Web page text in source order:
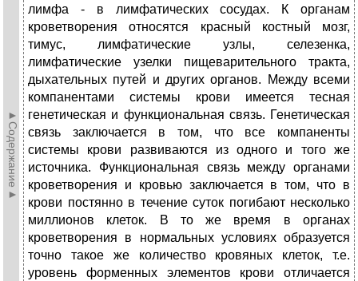
►Содержание►
лимфа - в лимфатических сосудах. К органам
кроветворения относятся красный костный мозг,
тимус, лимфатические узлы, селезенка,
лимфатические узелки пищеварительного тракта,
дыхательных путей и других органов. Между всеми
компанентами системы крови имеется тесная
генетическая и функциональная связь. Генетическая
связь заключается в том, что все компаненты
системы крови развиваются из одного и того же
источника. Функциональная связь между органами
кроветворения и кровью заключается в том, что в
крови постянно в течение суток погибают несколько
миллионов клеток. В то же время в органах
кроветворения в нормальных условиях образуется
точно такое же количество кровяных клеток, т.е.
уровень форменных элементов крови отличается